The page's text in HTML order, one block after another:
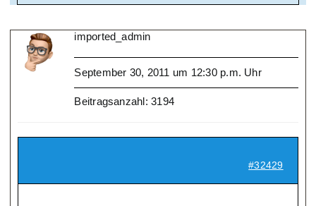
imported_admin
September 30, 2011 um 12:30 p.m. Uhr
Beitragsanzahl: 3194
#32429